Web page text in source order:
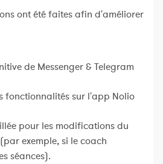
ont été faites afin d'améliorer
de Messenger & Telegram
fonctionnalités sur l'app Nolio
pour les modifications du
exemple, si le coach
séances).